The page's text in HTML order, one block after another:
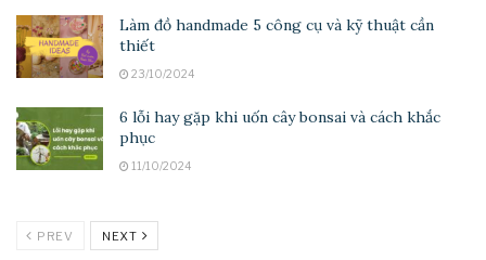
Làm đồ handmade 5 công cụ và kỹ thuật cần
thiết
23/10/2024
6 lỗi hay gặp khi uốn cây bonsai và cách khắc
phục
11/10/2024
PREV NEXT